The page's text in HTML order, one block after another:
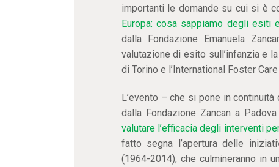
importanti le domande su cui si è
Europa: cosa sappiamo degli esiti
dalla Fondazione Emanuela
valutazione di esito sull’infanzia e
di Torino e l’International Foster
L’evento – che si pone in
dalla Fondazione Zancan a
valutare l’efficacia degli interventi
fatto segna l’apertura delle
(1964-2014), che culmineranno in